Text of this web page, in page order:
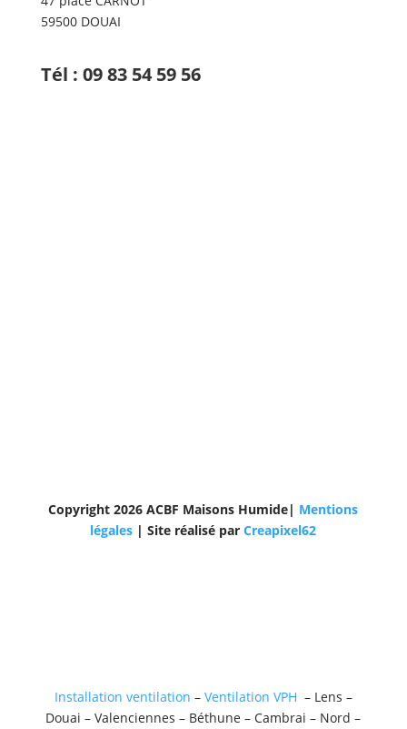
59500 DOUAI
Tél : 09 83 54 59 56
Copyright 2026 ACBF Maisons Humide| Mentions
légales | Site réalisé par Creapixel62
Installation ventilation – Ventilation VPH – Lens –
Douai – Valenciennes – Béthune – Cambrai – Nord –